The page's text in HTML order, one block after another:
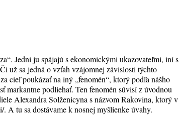
Jedni ju spájajú s ekonomickými ukazovateľmi, iní s
už sa jedná o vzťah vzájomnej závislosti týchto
cieľ poukázať na iný „fenomén“, ktorý podľa nášho
markantne podliehať. Ten fenomén súvisí z úvodnou
Alexandra Solženicyna s názvom Rakovina, ktorý v
A tu sa dostávame k nosnej myšlienke úvahy.